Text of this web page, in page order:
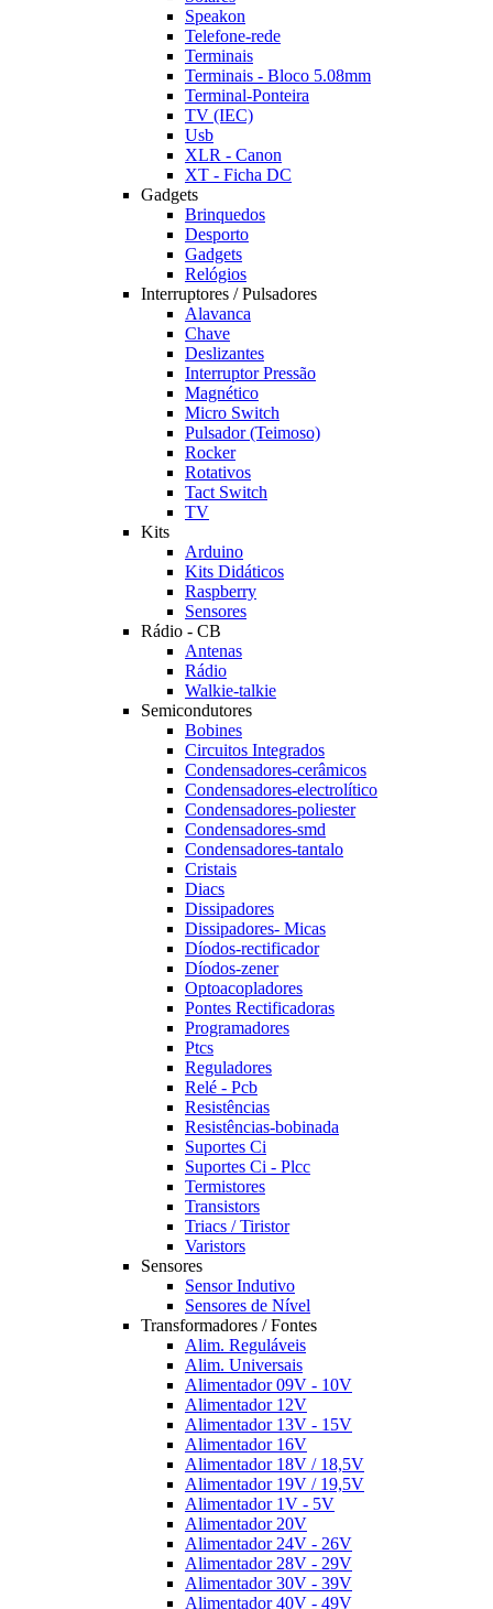
Speakon
Telefone-rede
Terminais
Terminais - Bloco 5.08mm
Terminal-Ponteira
TV (IEC)
Usb
XLR - Canon
XT - Ficha DC
Gadgets
Brinquedos
Desporto
Gadgets
Relógios
Interruptores / Pulsadores
Alavanca
Chave
Deslizantes
Interruptor Pressão
Magnético
Micro Switch
Pulsador (Teimoso)
Rocker
Rotativos
Tact Switch
TV
Kits
Arduino
Kits Didáticos
Raspberry
Sensores
Rádio - CB
Antenas
Rádio
Walkie-talkie
Semicondutores
Bobines
Circuitos Integrados
Condensadores-cerâmicos
Condensadores-electrolítico
Condensadores-poliester
Condensadores-smd
Condensadores-tantalo
Cristais
Diacs
Dissipadores
Dissipadores- Micas
Díodos-rectificador
Díodos-zener
Optoacopladores
Pontes Rectificadoras
Programadores
Ptcs
Reguladores
Relé - Pcb
Resistências
Resistências-bobinada
Suportes Ci
Suportes Ci - Plcc
Termistores
Transistors
Triacs / Tiristor
Varistors
Sensores
Sensor Indutivo
Sensores de Nível
Transformadores / Fontes
Alim. Reguláveis
Alim. Universais
Alimentador 09V - 10V
Alimentador 12V
Alimentador 13V - 15V
Alimentador 16V
Alimentador 18V / 18,5V
Alimentador 19V / 19,5V
Alimentador 1V - 5V
Alimentador 20V
Alimentador 24V - 26V
Alimentador 28V - 29V
Alimentador 30V - 39V
Alimentador 40V - 49V